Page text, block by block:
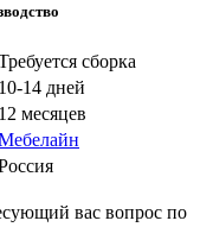
сборка
10-14 дней
12 месяцев
вас вопрос по